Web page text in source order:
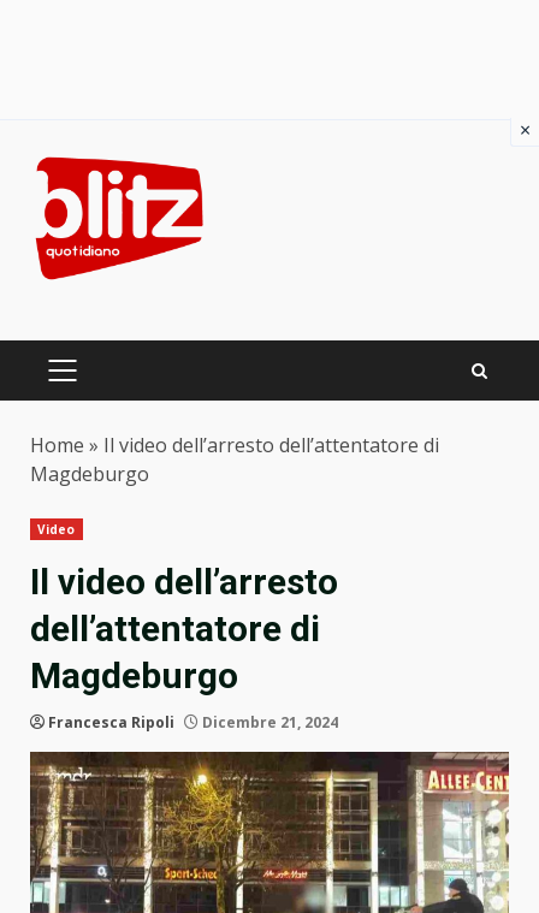
content
PRIMARY
Home » Il video dell’arresto dell’attentatore di
Magdeburgo
Video
Il video dell’arresto
dell’attentatore di
Magdeburgo
Francesca Ripoli Dicembre 21, 2024
×